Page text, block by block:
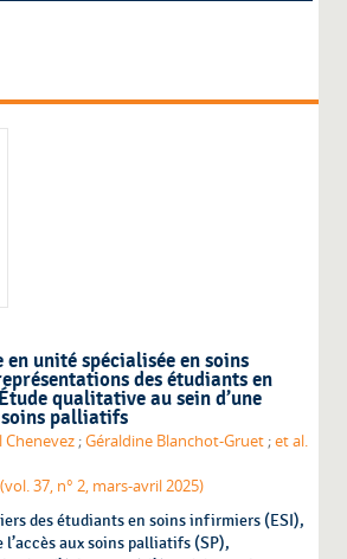
en unité spécialisée en soins
des étudiants en
qualitative au sein d’une
palliatifs
Chenevez ;Géraldine Blanchot-Gruet ;et al.
37, n° 2, mars-avril 2025)
des étudiants en soins infirmiers (ESI),
aux soins palliatifs (SP),